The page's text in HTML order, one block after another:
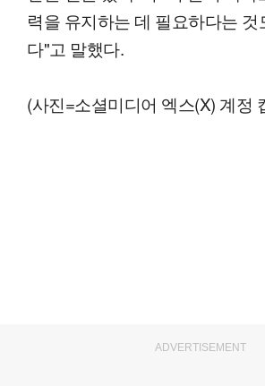
력을 유지하는 데 필요하다는 것
다"고 말했다.
(사진=소셜미디어 엑스(X) 계정
ADVERTISEMENT